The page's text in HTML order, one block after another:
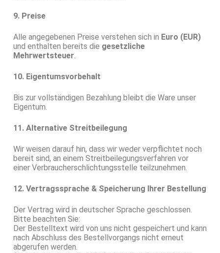
9. Preise
Alle angegebenen Preise verstehen sich in Euro (EUR)
und enthalten bereits die gesetzliche
Mehrwertsteuer.
10. Eigentumsvorbehalt
Bis zur vollständigen Bezahlung bleibt die Ware unser
Eigentum.
11. Alternative Streitbeilegung
Wir weisen darauf hin, dass wir weder verpflichtet noch
bereit sind, an einem Streitbeilegungsverfahren vor
einer Verbraucherschlichtungsstelle teilzunehmen.
12. Vertragssprache & Speicherung Ihrer Bestellung
Der Vertrag wird in deutscher Sprache geschlossen.
Bitte beachten Sie:
Der Bestelltext wird von uns nicht gespeichert und kann
nach Abschluss des Bestellvorgangs nicht erneut
abgerufen werden.